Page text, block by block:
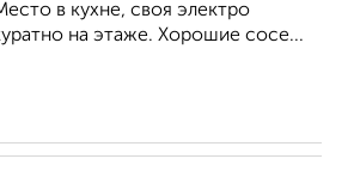
в кухне, своя электро
на этаже. Хорошие сосе...